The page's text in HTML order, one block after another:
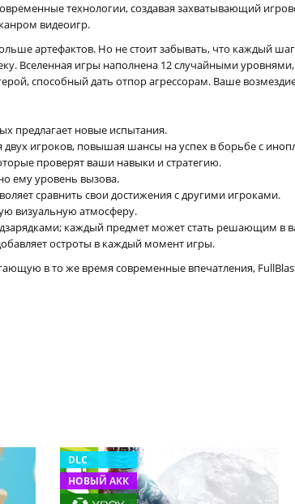
технологии, создавая захватывающий
видеоигр.
артефактов. Но не стоит забывать, что каждый
Вселенная игры наполнена 12 случайными
способный дать отпор агрессорам. Ваше
предлагает новые испытания.
игроков, повышая шансы на успех в борьбе с
проверят ваши навыки и стратегию.
ему уровень вызова.
сравнить свои достижения с другими игроками.
визуальную атмосферу.
каждый предмет может стать решающим в
остроты в каждый момент игры.
в то же время современные впечатления,
DLC
НОВЫЙ АКК